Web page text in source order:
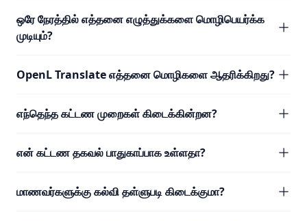
ஒரே நேரத்தில் எத்தனை எழுத்துக்களை மொழிபெயர்க்க
முடியும்?
OpenL Translate எத்தனை மொழிகளை ஆதரிக்கிறது?
எந்தெந்த கட்டண முறைகள் கிடைக்கின்றன?
என் கட்டண தகவல் பாதுகாப்பாக உள்ளதா?
மாணவர்களுக்கு கல்வி தள்ளுபடி கிடைக்குமா?